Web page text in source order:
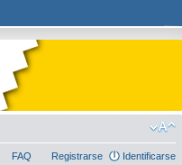
FAQ Registrarse Identificarse